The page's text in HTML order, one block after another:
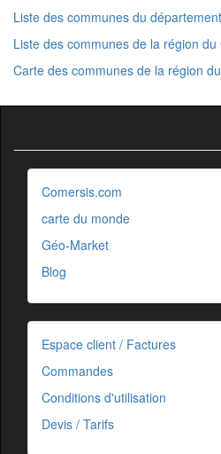
Liste des communes du
Liste des communes de la région du
Carte des communes de la région
Comersis.com
carte du monde
Géo-Market
Blog
Espace client / Factures
Commandes
Conditions d'utilisation
Devis / Tarifs